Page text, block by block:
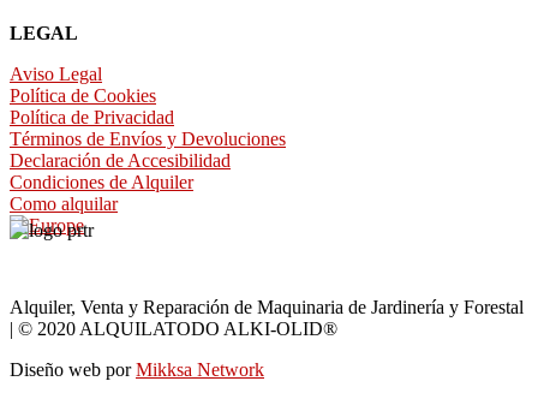
LEGAL
Aviso Legal
Política de Cookies
Política de Privacidad
Términos de Envíos y Devoluciones
Declaración de Accesibilidad
Condiciones de Alquiler
Como alquilar
Alquiler, Venta y Reparación de Maquinaria de Jardinería y Forestal
| © 2020 ALQUILATODO ALKI-OLID®
Diseño web porMikksa Network